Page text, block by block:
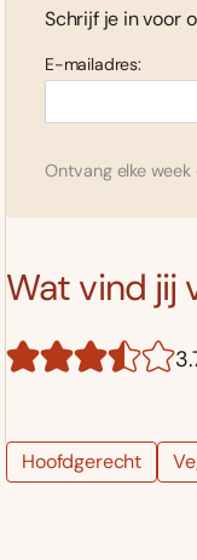
Schrijf je in voor
E-mailadres:
Ontvang elke
Wat vind jij
Hoofdgerecht